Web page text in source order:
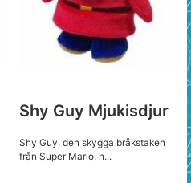
Shy Guy Mjukisdjur
Shy Guy, den skygga bråkstaken
från Super Mario, h...